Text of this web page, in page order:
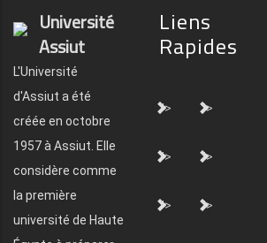
Université
Assiut
L'Université
d'Assiut a été
créée en octobre
1957 à Assiut. Elle
considère comme
la première
université de Haute
Liens
Rapides
"> ">
"> ">
"> ">